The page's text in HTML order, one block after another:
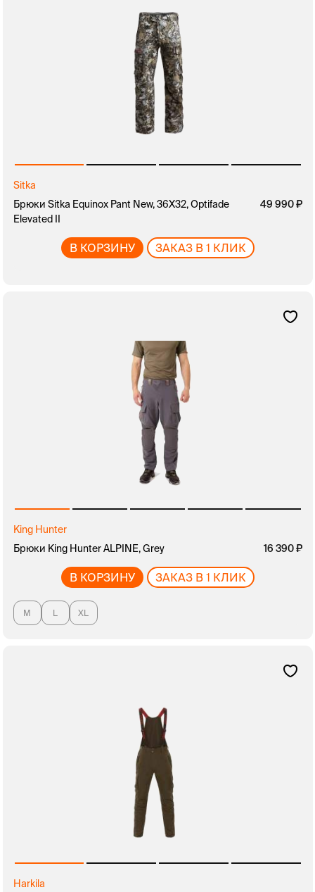
Sitka
Брюки Sitka Equinox Pant New, 36X32, Optifade
Elevated II
49 990
В КОРЗИНУ ЗАКАЗ В 1 КЛИК
King Hunter
Брюки King Hunter ALPINE, Grey
16 390
В КОРЗИНУ ЗАКАЗ В 1 КЛИК
M L XL
Harkila